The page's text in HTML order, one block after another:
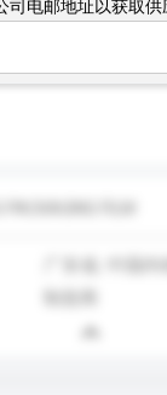
司电邮地址以获取